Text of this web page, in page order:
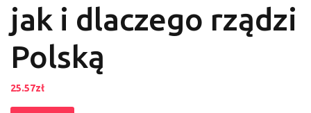
jak i dlaczego rządzi
Polską
25.57zł